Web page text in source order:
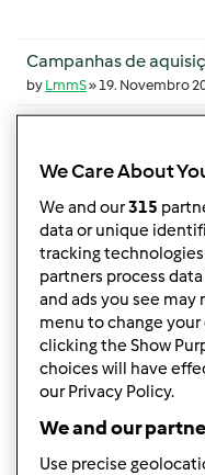
Campanhas de
by LmmS»19. Novembro
byLmmS
Preciso de receita :)
byAnónimo»3. Julho 2010
Anónimo
3. Julho 2010 - 16:07
We Care About
We and our315
data or unique
tracking
partners process
and ads you see may
menu to change
clicking the Show
choices will have
our Privacy Policy.
We and our
Use precise